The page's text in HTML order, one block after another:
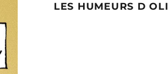
LES HUMEURS D OLI